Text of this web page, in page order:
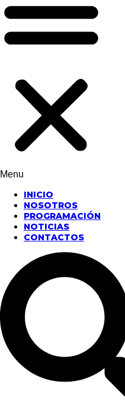
Menu
INICIO
NOSOTROS
PROGRAMACIÓN
NOTICIAS
CONTACTOS